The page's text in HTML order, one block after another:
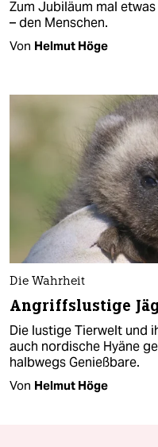
Zum Jubiläum mal
– den Menschen.
Von Helmut Höge
Die Wahrheit
Angriffslustige
Die lustige Tierwelt und
auch nordische Hyäne
halbwegs Genießbare.
Von Helmut Höge